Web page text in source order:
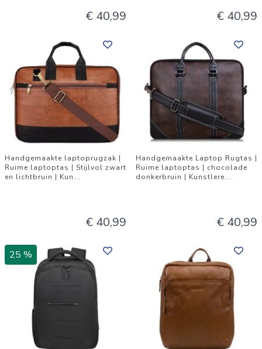
€ 40,99 € 40,99
Handgemaakte laptoprugzak |
Ruime laptoptas | Stijlvol zwart
en lichtbruin | Kun...
€ 40,99
Handgemaakte Laptop Rugtas |
Ruime laptoptas | chocolade
donkerbruin | Kunstlere...
€ 40,99
25 %